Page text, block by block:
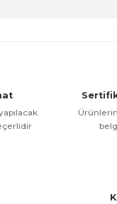
farklı alternatifler